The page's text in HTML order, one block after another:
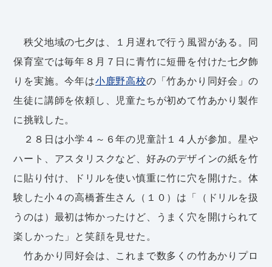
秩父地域の七夕は、１月遅れで行う風習がある。同
保育室では毎年８月７日に青竹に短冊を付けた七夕飾
りを実施。今年は小鹿野高校の「竹あかり同好会」の
生徒に講師を依頼し、児童たちが初めて竹あかり製作
に挑戦した。
２８日は小学４～６年の児童計１４人が参加。星や
ハート、アスタリスクなど、好みのデザインの紙を竹
に貼り付け、ドリルを使い慎重に竹に穴を開けた。体
験した小４の高橋蒼生さん（１０）は「（ドリルを扱
うのは）最初は怖かったけど、うまく穴を開けられて
楽しかった」と笑顔を見せた。
竹あかり同好会は、これまで数多くの竹あかりプロ